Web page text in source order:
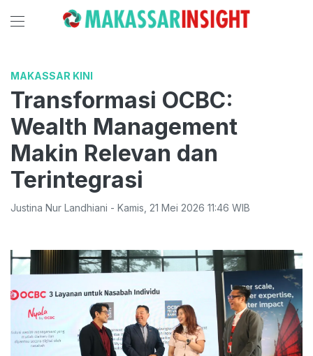
MAKASSAR KINI
Transformasi OCBC:
Wealth Management
Makin Relevan dan
Terintegrasi
Justina Nur Landhiani - Kamis 21 Mei 2026 11:46 WIB